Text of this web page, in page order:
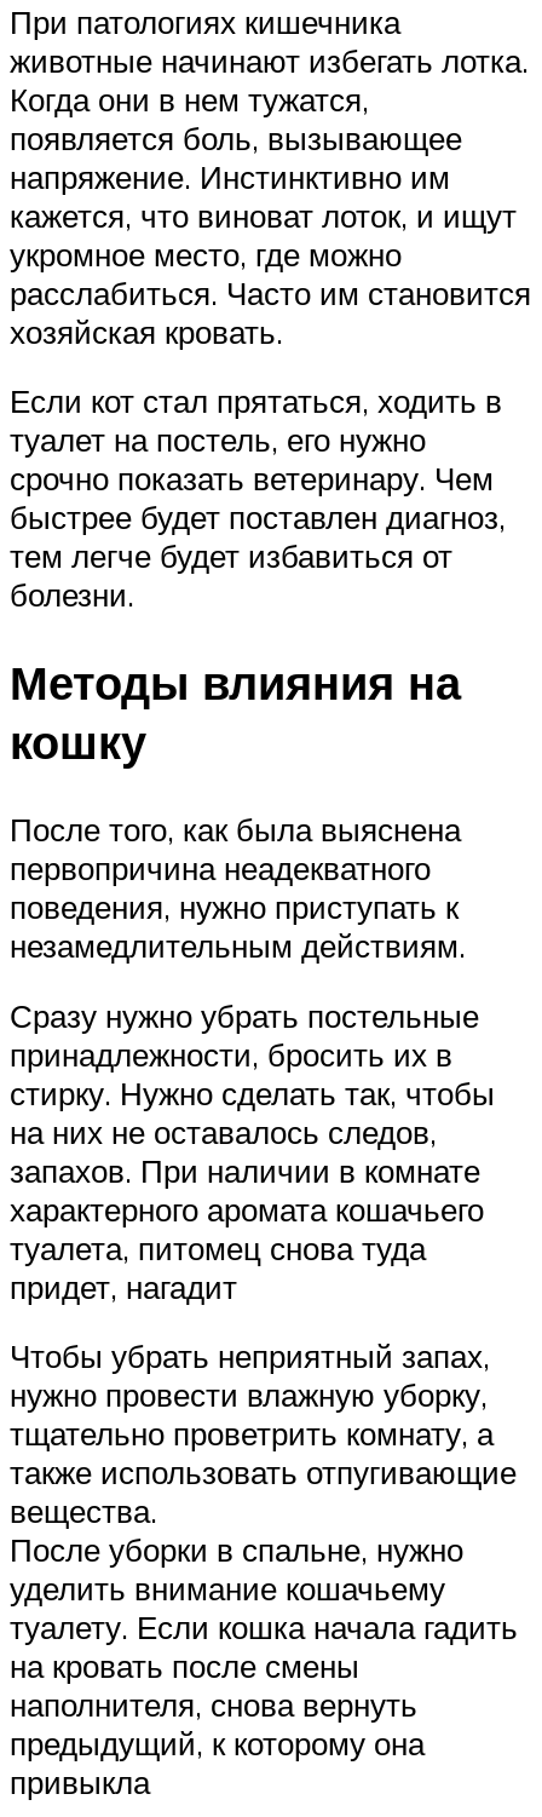
При патологиях кишечника
животные начинают избегать лотка.
Когда они в нем тужатся,
появляется боль, вызывающее
напряжение. Инстинктивно им
кажется, что виноват лоток, и ищут
укромное место, где можно
расслабиться. Часто им становится
хозяйская кровать.
Если кот стал прятаться, ходить в
туалет на постель, его нужно
срочно показать ветеринару. Чем
быстрее будет поставлен диагноз,
тем легче будет избавиться от
болезни.
Методы влияния на
кошку
После того, как была выяснена
первопричина неадекватного
поведения, нужно приступать к
незамедлительным действиям.
Сразу нужно убрать постельные
принадлежности, бросить их в
стирку. Нужно сделать так, чтобы
на них не оставалось следов,
запахов. При наличии в комнате
характерного аромата кошачьего
туалета, питомец снова туда
придет, нагадит
Чтобы убрать неприятный запах,
нужно провести влажную уборку,
тщательно проветрить комнату, а
также использовать отпугивающие
вещества.
После уборки в спальне, нужно
уделить внимание кошачьему
туалету. Если кошка начала гадить
на кровать после смены
наполнителя, снова вернуть
предыдущий, к которому она
привыкла